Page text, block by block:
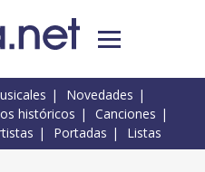
Novedades
históricos
Canciones
Portadas Listas